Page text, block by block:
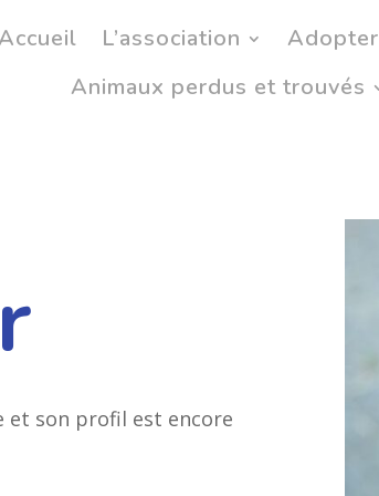
Accueil L’association Adopter
Animaux perdus et trouvés
et son profil est encore